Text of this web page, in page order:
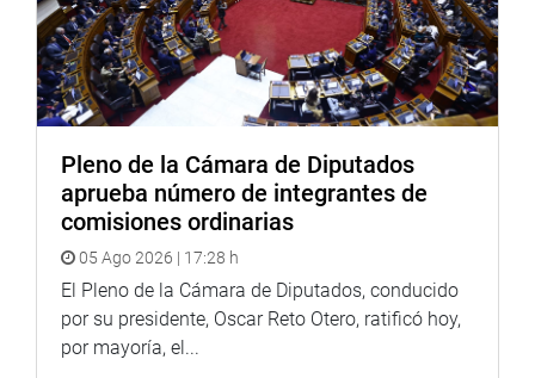
Alfredo Lindley-Russo, Magíster en Propiedad Intelectual y
Derecho de la Competencia por la PUCP, entre otros.
PROMOCIÓN DE DIÁLOGO CON TRABAJADORES
En otro momento, diversos congresistas coincidieron en
trabajadores de los sindicatos del Perú a fin de mejorar su
situación laboral que por años aquejan. Los
planteamientos se hicieron luego de escuchar las
principales demandas de los trabajadores de las
centrales nacionales de nuestro país.
Los legisladores Jorge Marticorena y Jaime Quito
Pleno de la Cámara de Diputados
aprueba número de integrantes de
comisiones ordinarias
05 Ago 2026 | 17:28 h
El Pleno de la Cámara de Diputados, conducido
por su presidente, Oscar Reto Otero, ratificó hoy,
por mayoría, el...